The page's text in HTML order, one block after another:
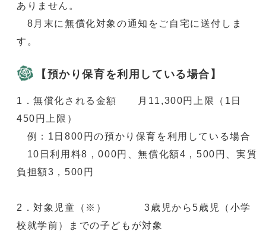
ありません。
8月末に無償化対象の通知をご自宅に送付しま
す。
【預かり保育を利用している場合】
1．無償化される金額 月11,300円上限（1日
450円上限）
例：1日800円の預かり保育を利用している場合
10日利用料8，000円、無償化額4，500円、実質
負担額3，500円
2．対象児童（※） 3歳児から5歳児（小学
校就学前）までの子どもが対象